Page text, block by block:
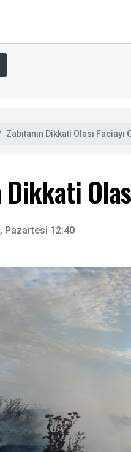
Zabıtanın Dikkati Olası Faciayı
Dikkati
Pazartesi 12:40